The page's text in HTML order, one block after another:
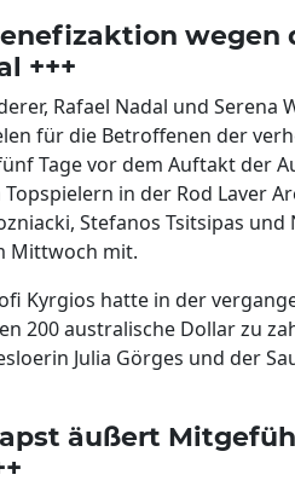
+++
Rafael Nadal und
für die Betroffenen der
Tage vor dem Auftakt der
in der Rod Laver
Stefanos Tsitsipas
Mittwoch mit.
Kyrgios hatte in der
200 australische Dollar zu
Julia Görges und der
äußert